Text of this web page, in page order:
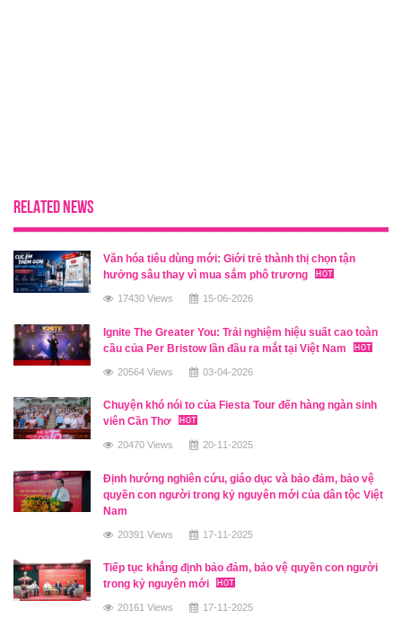
RELATED NEWS
Văn hóa tiêu dùng mới: Giới trẻ thành thị chọn tận
hưởng sâu thay vì mua sắm phô trương
17430 Views 15-06-2026
Ignite The Greater You: Trải nghiệm hiệu suất cao toàn
cầu của Per Bristow lần đầu ra mắt tại Việt Nam
20564 Views 03-04-2026
Chuyện khó nói to của Fiesta Tour đến hàng ngàn sinh
viên Cần Thơ
20470 Views 20-11-2025
Định hướng nghiên cứu, giáo dục và bảo đảm, bảo vệ
quyền con người trong kỷ nguyên mới của dân tộc Việt
Nam
20391 Views 17-11-2025
Tiếp tục khẳng định bảo đảm, bảo vệ quyền con người
trong kỷ nguyên mới
20161 Views 17-11-2025